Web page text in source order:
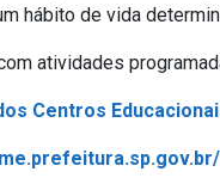
hábito de vida
atividades
Centros